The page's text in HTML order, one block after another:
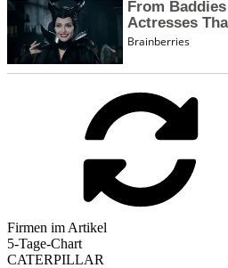
Firmen im Artikel
5-Tage-Chart
CATERPILLAR